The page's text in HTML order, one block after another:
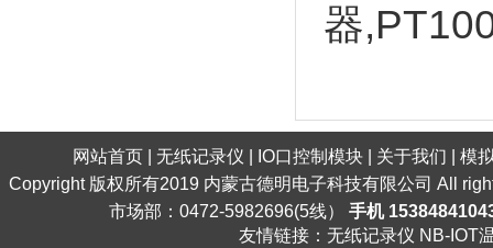
器
网站首页 无纸记录仪 IO口控制模块 关于我们
模
Copyright 版权所有2019 内蒙古德明电子科技有限公司 All
市场部：0472-5982696(5线） 手机
友情链接： 无纸记录仪 NB-IOT